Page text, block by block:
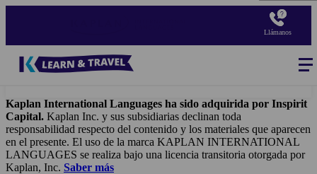
Llámanos
Kaplan International Languages ha sido adquirida por Inspirit
Capital. Kaplan Inc. y sus subsidiarias declinan toda
responsabilidad respecto del contenido y los materiales que aparecen
en el presente. El uso de la marca KAPLAN INTERNATIONAL
LANGUAGES se realiza bajo una licencia transitoria otorgada por
Kaplan, Inc. Saber más